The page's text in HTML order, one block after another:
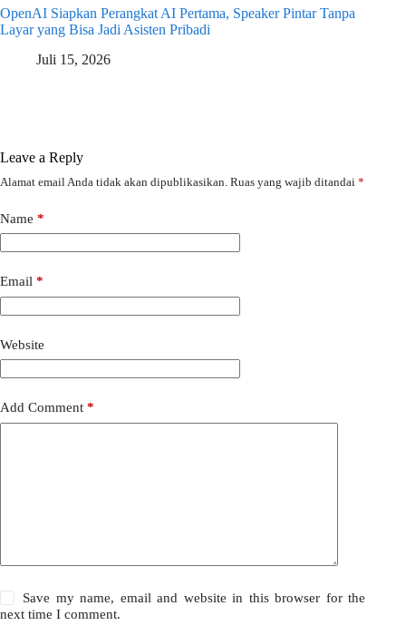
OpenAI Siapkan Perangkat AI Pertama, Speaker Pintar Tanpa
Layar yang Bisa Jadi Asisten Pribadi
Juli 15, 2026
Leave a Reply
Alamat email Anda tidak akan dipublikasikan. Ruas yang wajib ditandai *
Name *
Email *
Website
Add Comment *
Save my name, email and website in this browser for the
next time I comment.